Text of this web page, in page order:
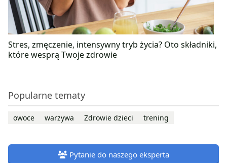
Stres, zmęczenie, intensywny tryb życia? Oto składniki,
które wesprą Twoje zdrowie
Popularne tematy
owoce warzywa Zdrowie dzieci trening
Pytanie do naszego eksperta